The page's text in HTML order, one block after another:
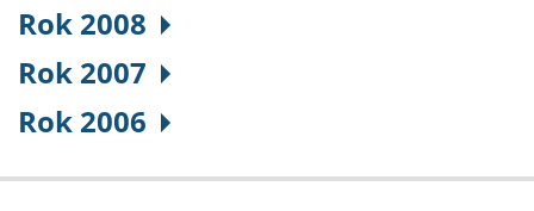
Rok 2008
Rok 2007
Rok 2006